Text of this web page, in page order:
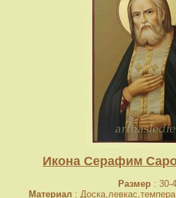
Икона Серафим
Размер: 30-
Материал: